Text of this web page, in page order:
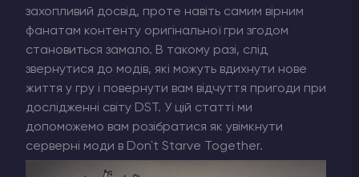
захопливий досвід, проте навіть самим вірним
фанатам контенту оригінальної гри згодом
становиться замало. В такому разі, слід
звернутися до модів, які можуть вдихнути нове
життя у гру і повернути вам відчуття пригоди при
дослідженні світу DST. У цій статті ми
допоможемо вам розібратися як увімкнути
серверні моди в Don`t Starve Together.